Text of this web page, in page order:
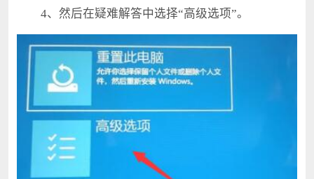
4、然后在疑难解答中选择“高级选项”。